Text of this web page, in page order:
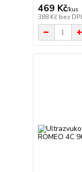
469 Kč/kus
388 Kč bez